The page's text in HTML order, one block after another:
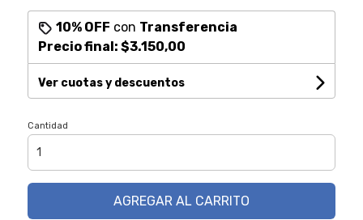
10% OFF con Transferencia
Precio final: $3.150,00
Ver cuotas y descuentos
Cantidad
AGREGAR AL CARRITO